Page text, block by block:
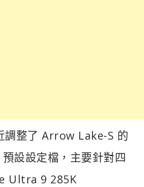
整了 Arrow Lake-S 的
設設定檔，主要針對四
Ultra 9 285K